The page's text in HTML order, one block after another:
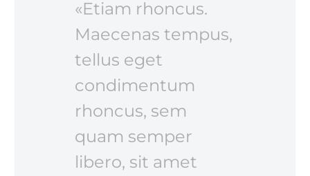
«Etiam rhoncus.
Maecenas tempus,
tellus eget
condimentum
rhoncus, sem
quam semper
libero, sit amet